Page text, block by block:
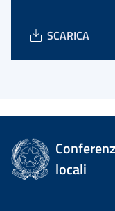
SCARICA
locali